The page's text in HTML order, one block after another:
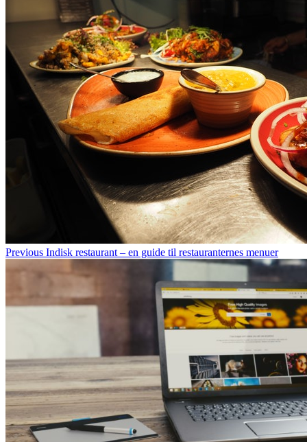
Previous Indisk restaurant – en guide til restauranternes menuer